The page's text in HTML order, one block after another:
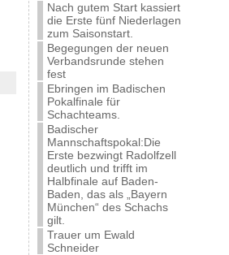
Nach gutem Start kassiert
die Erste fünf Niederlagen
zum Saisonstart.
Begegungen der neuen
Verbandsrunde stehen
fest
Ebringen im Badischen
Pokalfinale für
Schachteams.
Badischer
Mannschaftspokal:Die
Erste bezwingt Radolfzell
deutlich und trifft im
Halbfinale auf Baden-
Baden, das als „Bayern
München“ des Schachs
gilt.
Trauer um Ewald
Schneider